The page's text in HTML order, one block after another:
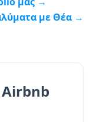
με Θέα →
Airbnb